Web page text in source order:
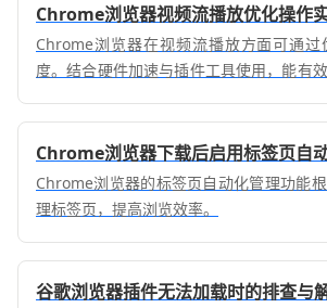
Chrome浏览器视频流播放优化操作
Chrome浏览器在视频流播放方面可通
度。结合硬件加速与插件工具使用，能有
Chrome浏览器下载后启用标签页自
Chrome浏览器的标签页自动化管理功能
理标签页，提高浏览效率。
谷歌浏览器插件无法加载时的排查与